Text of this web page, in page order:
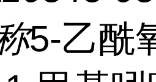
5-乙酰